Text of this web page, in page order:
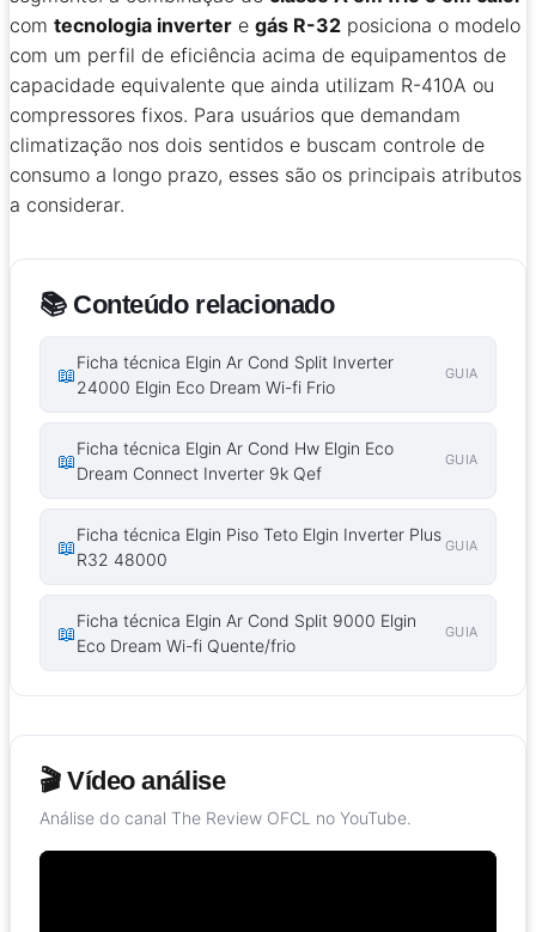
com tecnologia inverter e gás R-32 posiciona o modelo
com um perfil de eficiência acima de equipamentos de
capacidade equivalente que ainda utilizam R-410A ou
compressores fixos. Para usuários que demandam
climatização nos dois sentidos e buscam controle de
consumo a longo prazo, esses são os principais atributos
a considerar.
📚 Conteúdo relacionado
📖
Ficha técnica Elgin Ar Cond Split Inverter
24000 Elgin Eco Dream Wi-fi Frio
GUIA
📖
Ficha técnica Elgin Ar Cond Hw Elgin Eco
Dream Connect Inverter 9k Qef
GUIA
📖
Ficha técnica Elgin Piso Teto Elgin Inverter Plus
R32 48000
GUIA
📖
Ficha técnica Elgin Ar Cond Split 9000 Elgin
Eco Dream Wi-fi Quente/frio
GUIA
🎬 Vídeo análise
Análise do canal The Review OFCL no YouTube.